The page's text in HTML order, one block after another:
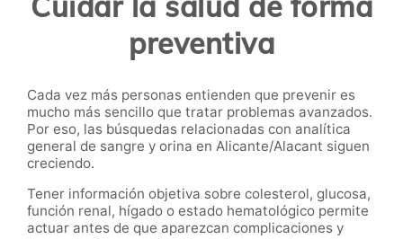
preventiva
Cada vez más personas entienden que prevenir es
mucho más sencillo que tratar problemas avanzados.
Por eso, las búsquedas relacionadas con analítica
general de sangre y orina en Alicante/Alacant siguen
creciendo.
Tener información objetiva sobre colesterol, glucosa,
función renal, hígado o estado hematológico permite
actuar antes de que aparezcan complicaciones y